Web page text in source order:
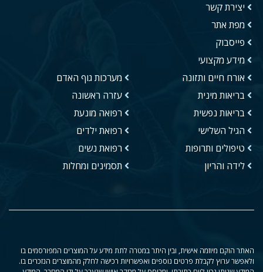
יצירת קשר
מפת אתר
פייסבוק
מידע מקצועי
אורח חיים ותזונה
בריאות מינית
בריאות נפשית
הגיל השלישי
טיפולים ותרופות
לידה והריון
מערכות גוף האדם
עזרה ראשונה
רפואה מונעת
רפואת ילדים
רפואת נשים
תסמינים ומחלות
האתר הוקם מיוזמה אישית, ובין היתר במטרה לתת מידע על המוצרים המפורסמים בו
ולאפשר ערוץ לקבלת פרטים נוספים ואפשרויות רכישה לחלק מהמוצרים הנזכרים בו.